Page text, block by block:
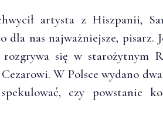
artysta z Hiszpanii,
dla nas najważniejsze,
się w starożytnym
W Polsce wydano
czy powstanie